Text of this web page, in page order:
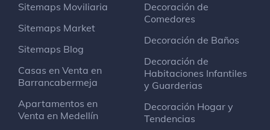
Sitemaps Moviliaria
Sitemaps Market
Sitemaps Blog
Casas en Venta en
Barrancabermeja
Apartamentos en
Venta en Medellín
Decoración de
Comedores
Decoración de Baños
Decoración de
Habitaciones Infantiles
y Guarderias
Decoración Hogar y
Tendencias